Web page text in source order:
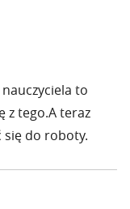
to
z tego.A teraz
się do roboty.